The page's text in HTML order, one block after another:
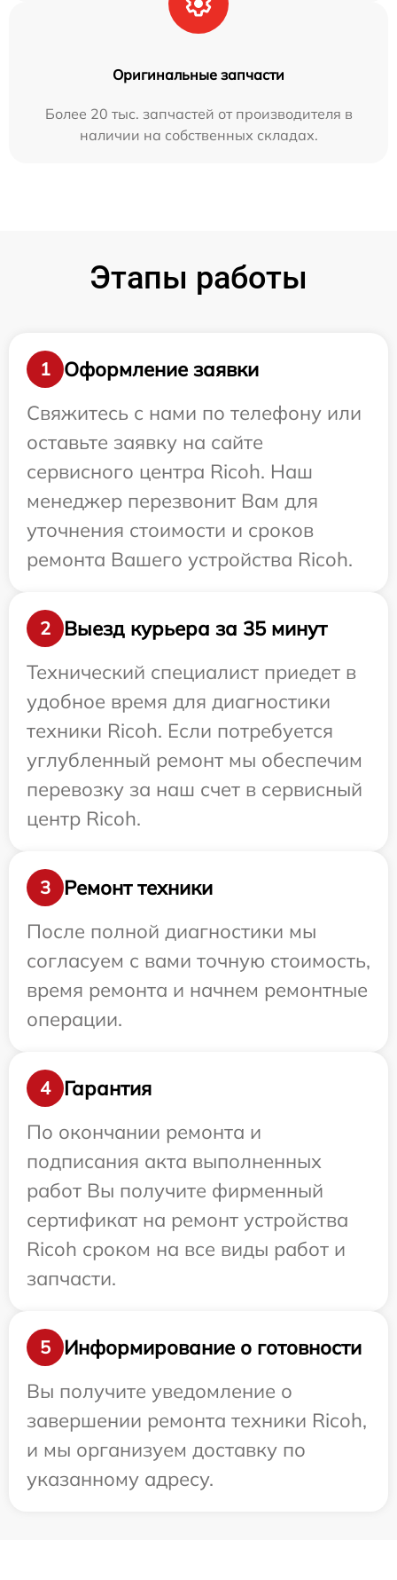
Оригинальные запчасти
Более 20 тыс. запчастей от производителя в
наличии на собственных складах.
Этапы работы
1
Оформление заявки
Свяжитесь с нами по телефону или
оставьте заявку на сайте
сервисного центра Ricoh. Наш
менеджер перезвонит Вам для
уточнения стоимости и сроков
ремонта Вашего устройства Ricoh.
2
Выезд курьера за 35 минут
Технический специалист приедет в
удобное время для диагностики
техники Ricoh. Если потребуется
углубленный ремонт мы обеспечим
перевозку за наш счет в сервисный
центр Ricoh.
3
Ремонт техники
После полной диагностики мы
согласуем с вами точную стоимость,
время ремонта и начнем ремонтные
операции.
4
Гарантия
По окончании ремонта и
подписания акта выполненных
работ Вы получите фирменный
сертификат на ремонт устройства
Ricoh сроком на все виды работ и
запчасти.
5
Информирование о готовности
Вы получите уведомление о
завершении ремонта техники Ricoh,
и мы организуем доставку по
указанному адресу.